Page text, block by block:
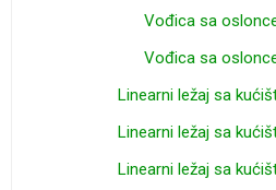
Vođica sa
Vođica sa
Linearni ležaj sa
Linearni ležaj sa
Linearni ležaj sa